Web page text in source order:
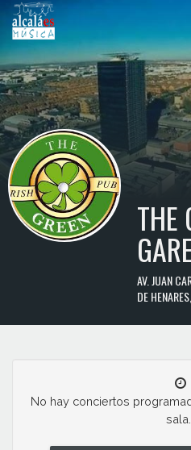
THE
AV. JUAN
DE
No hay conciertos
sala...